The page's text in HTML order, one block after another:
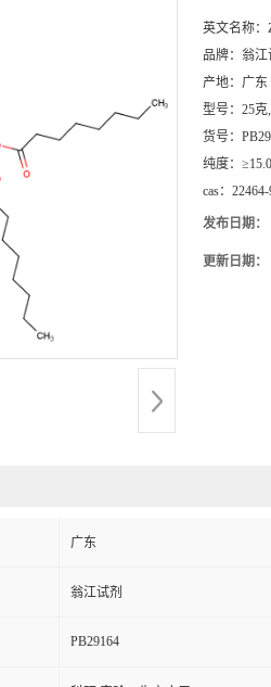
英文名称：
品牌： 翁江
产地： 广东
型号： 25克
货号：
纯度：
cas：
发布日期：
更新日期：
广东
翁江试剂
PB29164